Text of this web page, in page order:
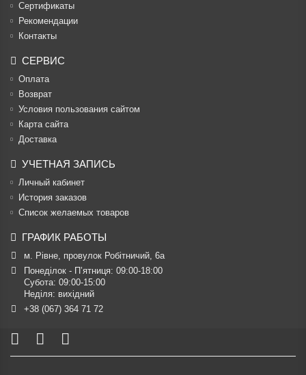
Cертификаты
Рекомендации
Контакты
СЕРВИС
Оплата
Возврат
Условия пользования сайтом
Карта сайта
Доставка
УЧЕТНАЯ ЗАПИСЬ
Личный кабинет
История заказов
Список желаемых товаров
ГРАФИК РАБОТЫ
м. Рівне, провулок Робітничий, 6а
Понеділок - П’ятниця: 09:00-18:00
Субота: 09:00-15:00
Неділя: вихідний
+38 (067) 364 71 72